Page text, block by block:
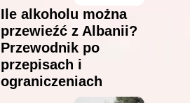
Ile alkoholu można
przewieźć z Albanii?
Przewodnik po
przepisach i
ograniczeniach